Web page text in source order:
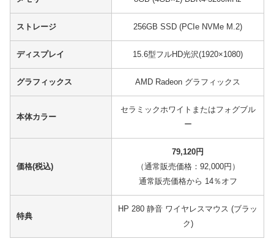
ストレージ 256GB SSD (PCIe NVMe M.2)
ディスプレイ 15.6型フルHD光沢(1920×1080)
グラフィックス AMD Radeon グラフィックス
本体カラー
セラミックホワイトまたはフォグブル
ー
価格(税込)
79,120円
（通常販売価格：92,000円）
通常販売価格から 14％オフ
特典
HP 280 静音 ワイヤレスマウス (ブラッ
ク)